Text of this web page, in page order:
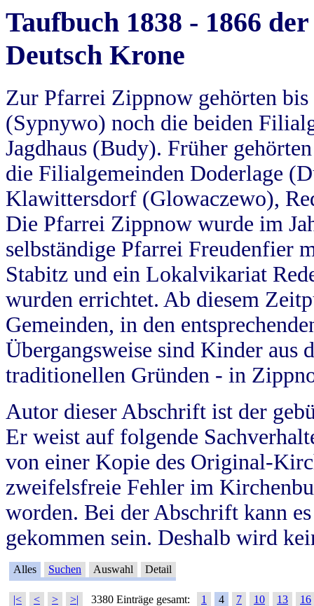
Taufbuch 1838 - 1866
Deutsch Krone
Zur Pfarrei Zippnow gehörten
(Sypnywo) noch die beiden
Jagdhaus (Budy). Früher
die Filialgemeinden Doderlage
Klawittersdorf (Glowaczewo),
Die Pfarrei Zippnow wurde im
selbständige Pfarrei Freudenfier
Stabitz und ein Lokalvikariat
wurden errichtet. Ab diesem
Gemeinden, in den
Übergangsweise sind Kinder aus
traditionellen Gründen - in
Autor dieser Abschrift ist der
Er weist auf folgende
von einer Kopie des Original-
zweifelsfreie Fehler im
worden. Bei der Abschrift kann
gekommen sein. Deshalb wird
Alles Suchen Auswahl Detail
|< < > >| 3380 Einträge gesamt: 1 4 7 10 13
16